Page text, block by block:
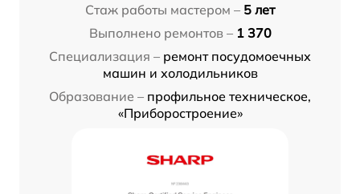
Стаж работы мастером – 5 лет
Выполнено ремонтов – 1 370
Специализация – ремонт посудомоечных
машин и холодильников
Образование – профильное техническое,
«Приборостроение»